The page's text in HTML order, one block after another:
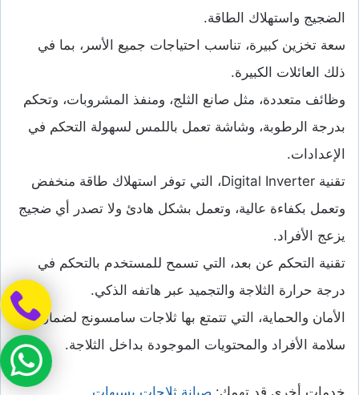
الضجيج واستهلاك الطاقة.
سعة تخزين كبيرة، تناسب احتياجات جميع الأسر، بما في
ذلك العائلات الكبيرة.
وظائف متعددة، مثل صانع الثلج، ومنفذ المشروبات، وتحكم
بدرجة الرطوبة، وشاشة تعمل باللمس لسهولة التحكم في
الإعدادات.
تقنية Digital Inverter، التي توفر استهلاك طاقة منخفض
وتعمل بكفاءة عالية، وتعمل بشكل هادئ ولا تصدر أي ضجيج
يزعج الأفراد.
تقنية التحكم عن بعد، التي تسمح للمستخدم بالتحكم في
درجة حرارة الثلاجة والتجميد عبر هاتفه الذكي.
الأمان والحماية، التي تتمتع بها ثلاجات سامسونج لضمان
سلامة الأفراد والمحتويات الموجودة بداخل الثلاجة.